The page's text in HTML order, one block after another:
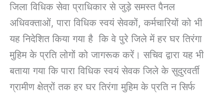
जिला विधिक सेवा प्राधिकार से जुड़े समस्त पैनल
अधिवक्ताओं, पारा विधिक स्वयं सेवकों, कर्मचारियों को भी
यह निदेशित किया गया है कि वे पुरे जिले में हर घर तिरंगा
मुहिम के प्रति लोगों को जागरूक करें। सचिव द्वारा यह भी
बताया गया कि पारा विधिक स्वयं सेवक जिले के सुदुरवर्ती
ग्रामीण क्षेत्रों तक हर घर तिरंगा मुहिम के प्रति न सिर्फ